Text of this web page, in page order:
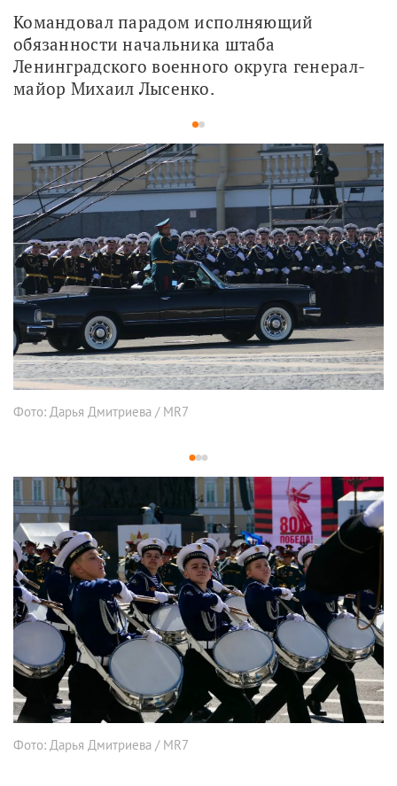
Командовал парадом исполняющий
обязанности начальника штаба
Ленинградского военного округа генерал-
майор Михаил Лысенко.
12
Фото: Дарья Дмитриева / MR7
123
Фото: Дарья Дмитриева / MR7